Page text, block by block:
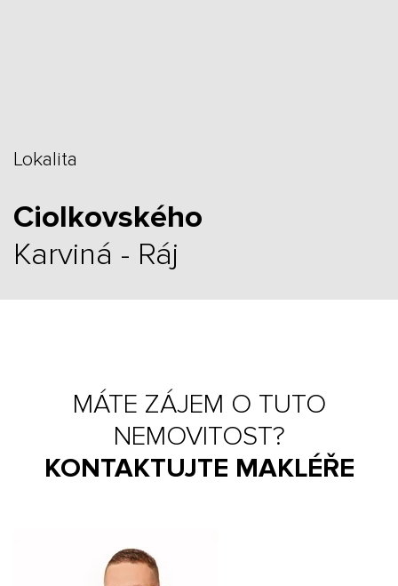
Lokalita
Ciolkovského
Karviná - Ráj
MÁTE ZÁJEM O TUTO
NEMOVITOST?
KONTAKTUJTE MAKLÉŘE